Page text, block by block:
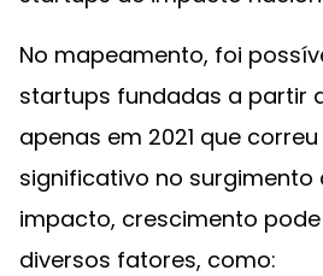
No mapeamento, foi
startups fundadas a partir
apenas em 2021 que
significativo no surgimento
impacto, crescimento
diversos fatores, como: